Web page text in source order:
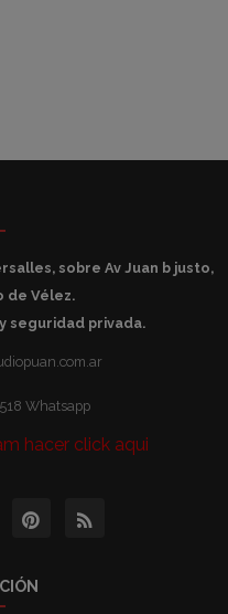
sobre Av Juan b justo,
de Vélez.
seguridad privada.
Whatsapp
hacer click aqui